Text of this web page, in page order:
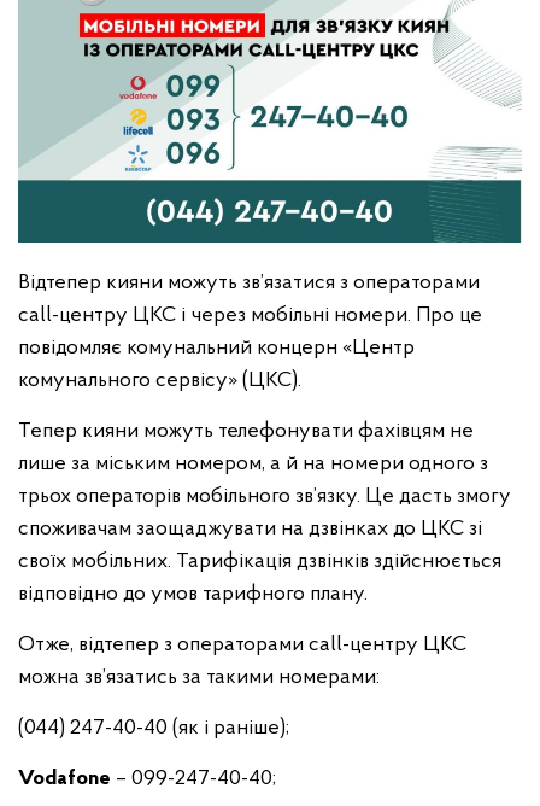
Відтепер кияни можуть зв’язатися з операторами
сall-центру ЦКС і через мобільні номери. Про це
повідомляє комунальний концерн «Центр
комунального сервісу» (ЦКС).
Тепер кияни можуть телефонувати фахівцям не
лише за міським номером, а й на номери одного з
трьох операторів мобільного зв’язку. Це дасть змогу
споживачам заощаджувати на дзвінках до ЦКС зі
своїх мобільних. Тарифікація дзвінків здійснюється
відповідно до умов тарифного плану.
Отже, відтепер з операторами сall-центру ЦКС
можна зв’язатись за такими номерами:
(044) 247-40-40 (як і раніше);
Vodafone – 099-247-40-40;